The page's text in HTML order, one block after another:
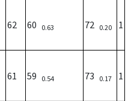
62 60 0.63 72 0.20 1
61 59 0.54 73 0.17 1